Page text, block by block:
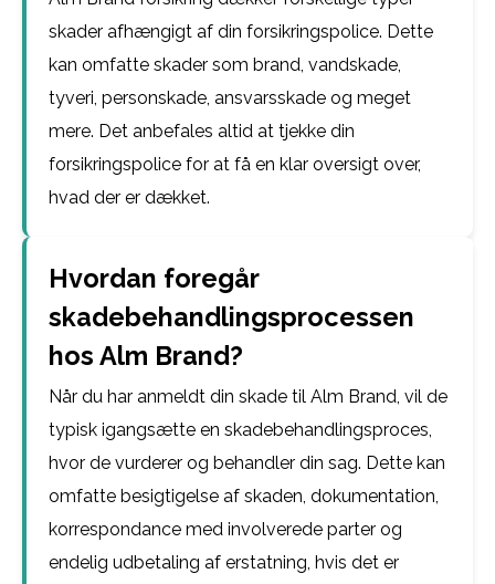
skader afhængigt af din forsikringspolice. Dette
kan omfatte skader som brand, vandskade,
tyveri, personskade, ansvarsskade og meget
mere. Det anbefales altid at tjekke din
forsikringspolice for at få en klar oversigt over,
hvad der er dækket.
Hvordan foregår
skadebehandlingsprocessen
hos Alm Brand?
Når du har anmeldt din skade til Alm Brand, vil de
typisk igangsætte en skadebehandlingsproces,
hvor de vurderer og behandler din sag. Dette kan
omfatte besigtigelse af skaden, dokumentation,
korrespondance med involverede parter og
endelig udbetaling af erstatning, hvis det er